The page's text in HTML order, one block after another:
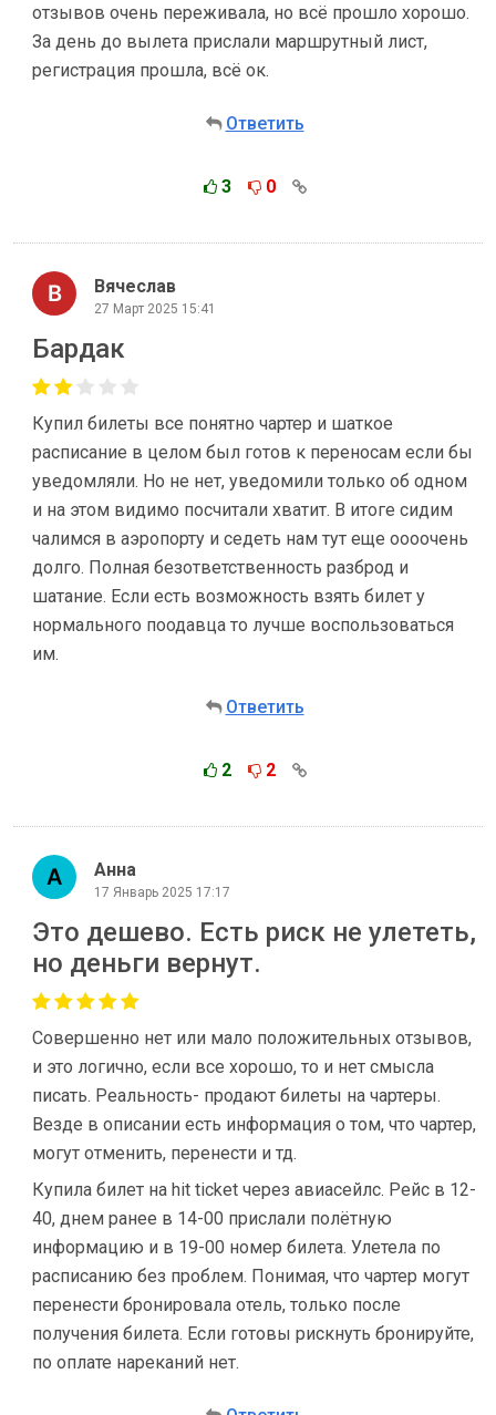
отзывов очень переживала, но всё прошло хорошо.
За день до вылета прислали маршрутный лист,
регистрация прошла, всё ок.
Ответить
3 0
Вячеслав
27 Март 2025 15:41
Бардак
Купил билеты все понятно чартер и шаткое
расписание в целом был готов к переносам если бы
уведомляли. Но не нет, уведомили только об одном
и на этом видимо посчитали хватит. В итоге сидим
чалимся в аэропорту и седеть нам тут еще оооочень
долго. Полная безответственность разброд и
шатание. Если есть возможность взять билет у
нормального поодавца то лучше воспользоваться
им.
Ответить
2 2
Анна
17 Январь 2025 17:17
Это дешево. Есть риск не улететь,
но деньги вернут.
Совершенно нет или мало положительных отзывов,
и это логично, если все хорошо, то и нет смысла
писать. Реальность- продают билеты на чартеры.
Везде в описании есть информация о том, что чартер,
могут отменить, перенести и тд.
Купила билет на hit ticket через авиасейлс. Рейс в 12-
40, днем ранее в 14-00 прислали полётную
информацию и в 19-00 номер билета. Улетела по
расписанию без проблем. Понимая, что чартер могут
перенести бронировала отель, только после
получения билета. Если готовы рискнуть бронируйте,
по оплате нареканий нет.